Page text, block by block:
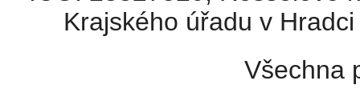
Krajského úřadu v
Všechna